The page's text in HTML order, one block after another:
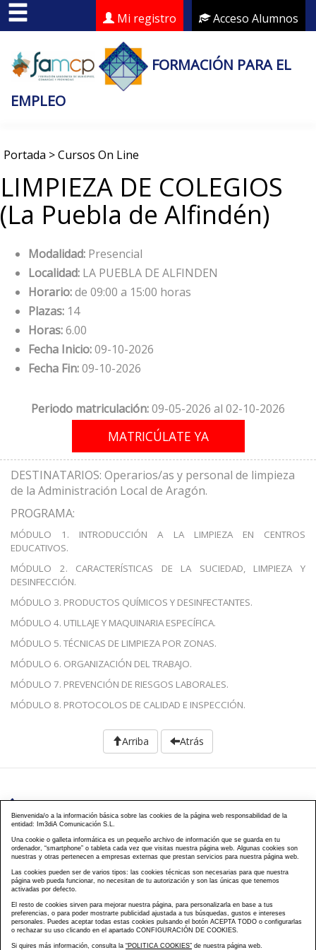
Acceso Alumnos
Mi registro
FORMACIÓN PARA EL
EMPLEO
Portada >Cursos On Line
LIMPIEZA DE COLEGIOS
(La Puebla de Alfindén)
Modalidad: Presencial
Localidad: LA PUEBLA DE ALFINDEN
Horario:de 09:00 a 15:00 horas
Plazas: 14
Horas:6.00
Fecha Inicio:09-10-2026
Fecha Fin:09-10-2026
Periodo matriculación:09-05-2026 al 02-10-2026
DESTINATARIOS: Operarios/as y personal de limpieza
de la Administración Local de Aragón.
PROGRAMA:
MÓDULO 1. INTRODUCCIÓN A LA LIMPIEZA EN CENTROS
EDUCATIVOS.
MÓDULO 2. CARACTERÍSTICAS DE LA SUCIEDAD, LIMPIEZA Y
DESINFECCIÓN.
MÓDULO 3. PRODUCTOS QUÍMICOS Y DESINFECTANTES.
MÓDULO 4. UTILLAJE Y MAQUINARIA ESPECÍFICA.
MÓDULO 5. TÉCNICAS DE LIMPIEZA POR ZONAS.
MÓDULO 6. ORGANIZACIÓN DEL TRABAJO.
MÓDULO 7. PREVENCIÓN DE RIESGOS LABORALES.
MÓDULO 8. PROTOCOLOS DE CALIDAD E INSPECCIÓN.
Arriba Atrás
976 203 103
Calle Mayor, 40, CP 50001 - Zaragoza
cursos@famcp.org
Plan de Formación|Cursos On Line|Cursos
Presenciales
Campus|Matriculación|Aviso Legal|Política
Privacidad|Política Cookies|FAQs|Mapa Web
Bienvenida/o a la información básica sobre las cookies de la página web responsabilidad de la
entidad: Im3diA Comunicación S.L.
Una cookie o galleta informática es un pequeño archivo de información que se guarda en tu
ordenador, “smartphone” o tableta cada vez que visitas nuestra página web. Algunas cookies son
nuestras y otras pertenecen a empresas externas que prestan servicios para nuestra página web.
Las cookies pueden ser de varios tipos: las cookies técnicas son necesarias para que nuestra
página web pueda funcionar, no necesitan de tu autorización y son las únicas que tenemos
activadas por defecto.
El resto de cookies sirven para mejorar nuestra página, para personalizarla en base a tus
preferencias, o para poder mostrarte publicidad ajustada a tus búsquedas, gustos e intereses
personales. Puedes aceptar todas estas cookies pulsando el botón ACEPTA TODO o configurarlas
o rechazar su uso clicando en el apartado CONFIGURACIÓN DE COOKIES.
Si quires más información, consulta la “POLITICA COOKIES” de nuestra página web.